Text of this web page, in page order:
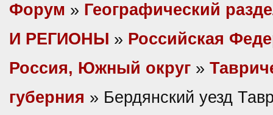
Форум » Географический
И РЕГИОНЫ » Российская
Россия, Южный округ »
губерния » Бердянский уезд